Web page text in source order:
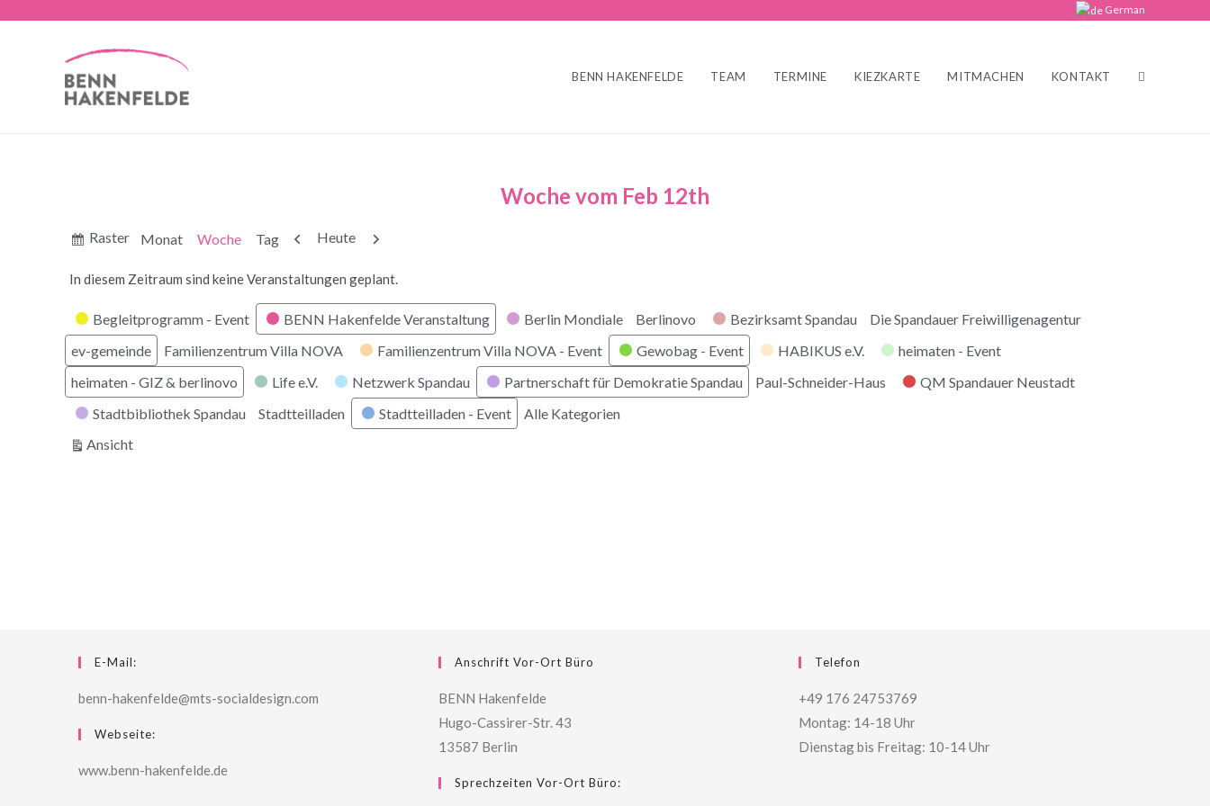
German
BENN HAKENFELDE TEAM TERMINE KIEZKARTE MITMACHEN KONTAKT
Woche vom Feb 12th
Anzeigen
Raster Monat Woche Tag Zurück
Heute Weiter
In diesem Zeitraum sind keine Veranstaltungen geplant.
Kategorien
Begleitprogramm - Event BENN Hakenfelde Veranstaltung Berlin Mondiale Berlinovo Bezirksamt Spandau
Die Spandauer Freiwilligenagentur
ev-gemeinde
Familienzentrum Villa NOVA Familienzentrum Villa NOVA - Event Gewobag - Event HABIKUS e.V.
heimaten - Event
heimaten - GIZ & berlinovo
Life e.V. Netzwerk Spandau Partnerschaft für Demokratie Spandau Paul-Schneider-Haus
QM Spandauer Neustadt
Stadtbibliothek Spandau
Stadtteilladen Stadtteilladen - Event
Alle Kategorien
Ansichtausdrucken
E-Mail:
benn-hakenfelde@mts-socialdesign.com
Webseite:
www.benn-hakenfelde.de
Anschrift Vor-Ort Büro
BENN Hakenfelde
Hugo-Cassirer-Str. 43
13587 Berlin
Sprechzeiten Vor-Ort Büro:
Telefon
+49 176 24753769
Montag: 14-18 Uhr
Dienstag bis Freitag: 10-14 Uhr